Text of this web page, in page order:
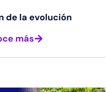
de la evolución
más